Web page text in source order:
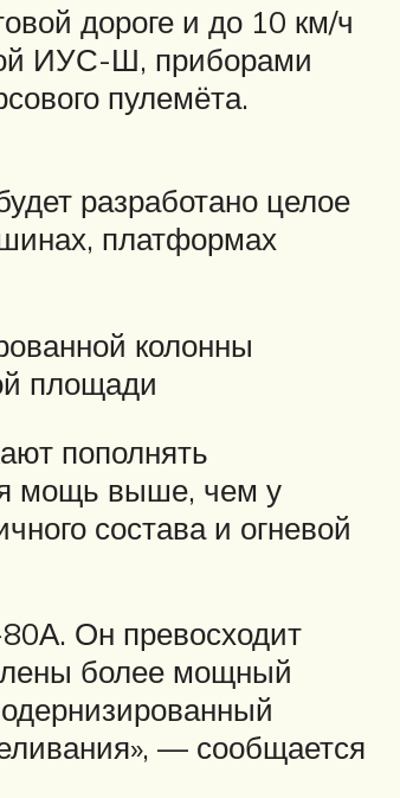
дороге и до 10 км/ч
ИУС-Ш, приборами
пулемёта.
разработано целое
платформах
колонны
площади
пополнять
мощь выше, чем у
состава и огневой
Он превосходит
более мощный
— сообщается